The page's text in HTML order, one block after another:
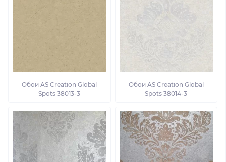
Обои AS Creation Global
Spots 38013-3
Обои AS Creation Global
Spots 38014-3